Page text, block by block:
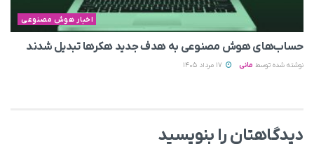
اخبار هوش مصنوعی
حساب‌های هوش مصنوعی به هدف جدید هکرها تبدیل شدند
نوشته شده توسط مانی
دیدگاهتان را بنویسید